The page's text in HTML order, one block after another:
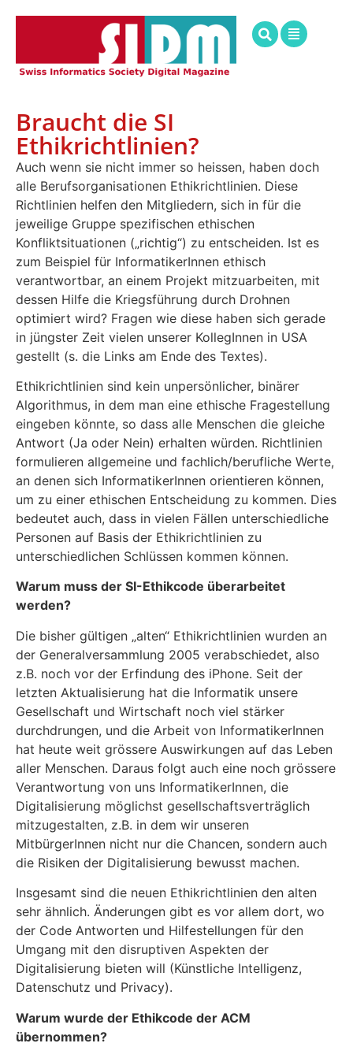
Braucht die SI
Ethikrichtlinien?
Auch wenn sie nicht immer so heissen, haben doch
alle Berufsorganisationen Ethikrichtlinien. Diese
Richtlinien helfen den Mitgliedern, sich in für die
jeweilige Gruppe spezifischen ethischen
Konfliktsituationen („richtig“) zu entscheiden. Ist es
zum Beispiel für InformatikerInnen ethisch
verantwortbar, an einem Projekt mitzuarbeiten, mit
dessen Hilfe die Kriegsführung durch Drohnen
optimiert wird? Fragen wie diese haben sich gerade
in jüngster Zeit vielen unserer KollegInnen in USA
gestellt (s. die Links am Ende des Textes).
Ethikrichtlinien sind kein unpersönlicher, binärer
Algorithmus, in dem man eine ethische Fragestellung
eingeben könnte, so dass alle Menschen die gleiche
Antwort (Ja oder Nein) erhalten würden. Richtlinien
formulieren allgemeine und fachlich/berufliche Werte,
an denen sich InformatikerInnen orientieren können,
um zu einer ethischen Entscheidung zu kommen. Dies
bedeutet auch, dass in vielen Fällen unterschiedliche
Personen auf Basis der Ethikrichtlinien zu
unterschiedlichen Schlüssen kommen können.
Warum muss der SI-Ethikcode überarbeitet
werden?
Die bisher gültigen „alten“ Ethikrichtlinien wurden an
der Generalversammlung 2005 verabschiedet, also
z.B. noch vor der Erfindung des iPhone. Seit der
letzten Aktualisierung hat die Informatik unsere
Gesellschaft und Wirtschaft noch viel stärker
durchdrungen, und die Arbeit von InformatikerInnen
hat heute weit grössere Auswirkungen auf das Leben
aller Menschen. Daraus folgt auch eine noch grössere
Verantwortung von uns InformatikerInnen, die
Digitalisierung möglichst gesellschaftsverträglich
mitzugestalten, z.B. in dem wir unseren
MitbürgerInnen nicht nur die Chancen, sondern auch
die Risiken der Digitalisierung bewusst machen.
Insgesamt sind die neuen Ethikrichtlinien den alten
sehr ähnlich. Änderungen gibt es vor allem dort, wo
der Code Antworten und Hilfestellungen für den
Umgang mit den disruptiven Aspekten der
Digitalisierung bieten will (Künstliche Intelligenz,
Datenschutz und Privacy).
Warum wurde der Ethikcode der ACM
übernommen?